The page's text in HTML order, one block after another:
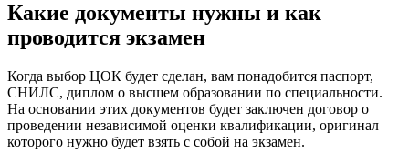
Какие документы нужны и как
проводится экзамен
Когда выбор ЦОК будет сделан, вам понадобится паспорт,
СНИЛС, диплом о высшем образовании по специальности.
На основании этих документов будет заключен договор о
проведении независимой оценки квалификации, оригинал
которого нужно будет взять с собой на экзамен.